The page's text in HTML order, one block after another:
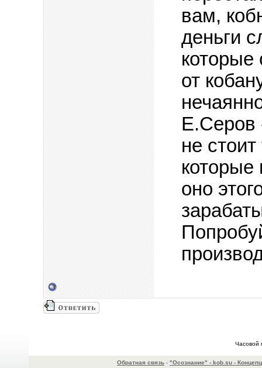
вам,
деньги
которые
от
Е.Серов
не
которые
оно
Часовой
Обратная связь - "Осознание" - kob.su -